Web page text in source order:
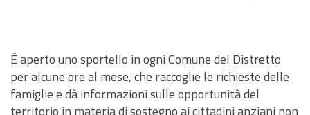
È aperto uno sportello in ogni Comune del Distretto
per alcune ore al mese, che raccoglie le richieste delle
famiglie e dà informazioni sulle opportunità del